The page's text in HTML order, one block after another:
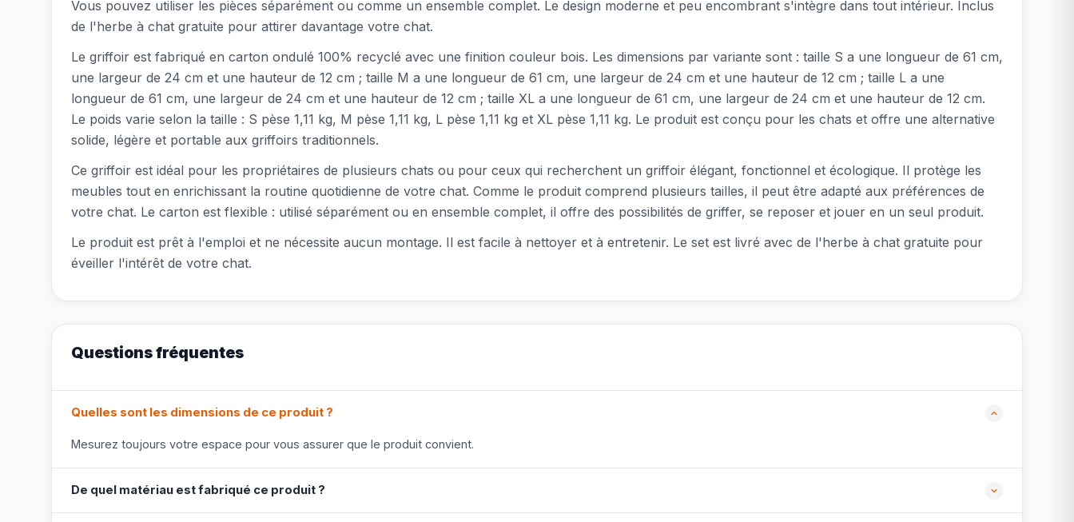
Vous pouvez utiliser les pièces séparément ou comme un ensemble complet. Le design moderne et peu encombrant s'intègre dans tout intérieur. Inclus
de l'herbe à chat gratuite pour attirer davantage votre chat.
Le griffoir est fabriqué en carton ondulé 100% recyclé avec une finition couleur bois. Les dimensions par variante sont : taille S a une longueur de 61 cm,
une largeur de 24 cm et une hauteur de 12 cm ; taille M a une longueur de 61 cm, une largeur de 24 cm et une hauteur de 12 cm ; taille L a une
longueur de 61 cm, une largeur de 24 cm et une hauteur de 12 cm ; taille XL a une longueur de 61 cm, une largeur de 24 cm et une hauteur de 12 cm.
Le poids varie selon la taille : S pèse 1,11 kg, M pèse 1,11 kg, L pèse 1,11 kg et XL pèse 1,11 kg. Le produit est conçu pour les chats et offre une alternative
solide, légère et portable aux griffoirs traditionnels.
Ce griffoir est idéal pour les propriétaires de plusieurs chats ou pour ceux qui recherchent un griffoir élégant, fonctionnel et écologique. Il protège les
meubles tout en enrichissant la routine quotidienne de votre chat. Comme le produit comprend plusieurs tailles, il peut être adapté aux préférences de
votre chat. Le carton est flexible : utilisé séparément ou en ensemble complet, il offre des possibilités de griffer, se reposer et jouer en un seul produit.
Le produit est prêt à l'emploi et ne nécessite aucun montage. Il est facile à nettoyer et à entretenir. Le set est livré avec de l'herbe à chat gratuite pour
éveiller l'intérêt de votre chat.
Questions fréquentes
Quelles sont les dimensions de ce produit ?
Mesurez toujours votre espace pour vous assurer que le produit convient.
De quel matériau est fabriqué ce produit ?